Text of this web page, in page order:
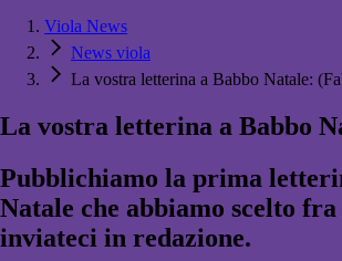
Viola News
News viola
La vostra letterina a Babbo Natale:
La vostra letterina a Babbo
Pubblichiamo la prima
Natale che abbiamo scelto
inviateci in redazione.